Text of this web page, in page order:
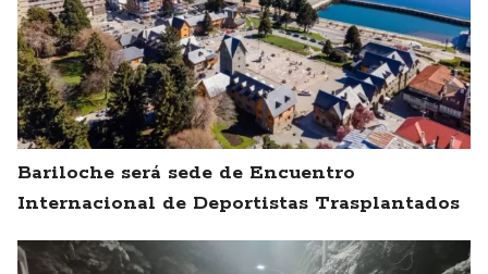
Bariloche será sede de Encuentro
Internacional de Deportistas Trasplantados